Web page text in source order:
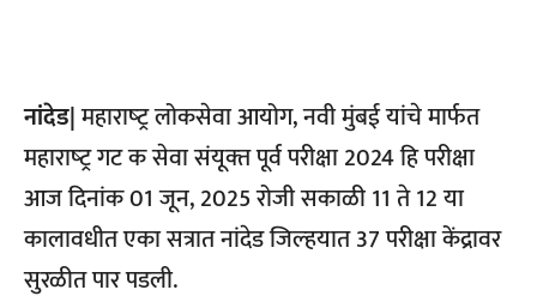
नांदेड|महाराष्‍ट्र लोकसेवा आयोग, नवी मुंबई यांचे मार्फत
महाराष्‍ट्र गट क सेवा संयूक्‍त पूर्व परीक्षा 2024 हि परीक्षा
आज दिनांक 01 जून, 2025 रोजी सकाळी 11 ते 12 या
कालावधीत एका सत्रात नांदेड जिल्‍हयात 37 परीक्षा केंद्रावर
सुरळीत पार पडली.